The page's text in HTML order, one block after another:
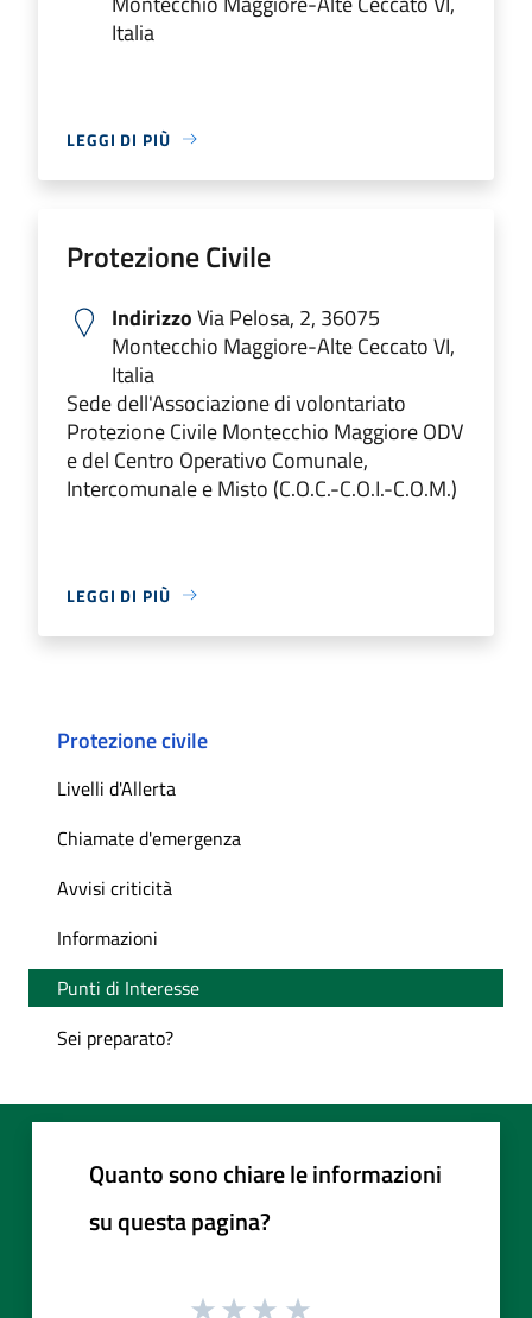
Italia
LEGGI DI PIÙ
Protezione Civile
IndirizzoVia Pelosa, 2, 36075
Montecchio Maggiore-Alte Ceccato VI,
Italia
Sede dell'Associazione di volontariato
Protezione Civile Montecchio Maggiore ODV
e del Centro Operativo Comunale,
Intercomunale e Misto (C.O.C.-C.O.I.-C.O.M.)
LEGGI DI PIÙ
Protezione civile
Livelli d'Allerta
Chiamate d'emergenza
Avvisi criticità
Informazioni
Punti di Interesse
Sei preparato?
Quanto sono chiare le informazioni
su questa pagina?